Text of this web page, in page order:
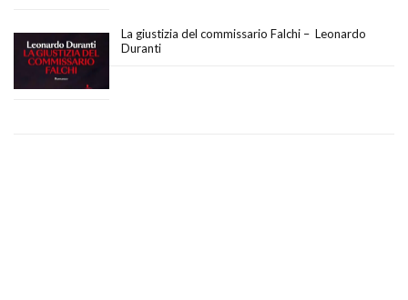
La giustizia del commissario Falchi – Leonardo
Duranti